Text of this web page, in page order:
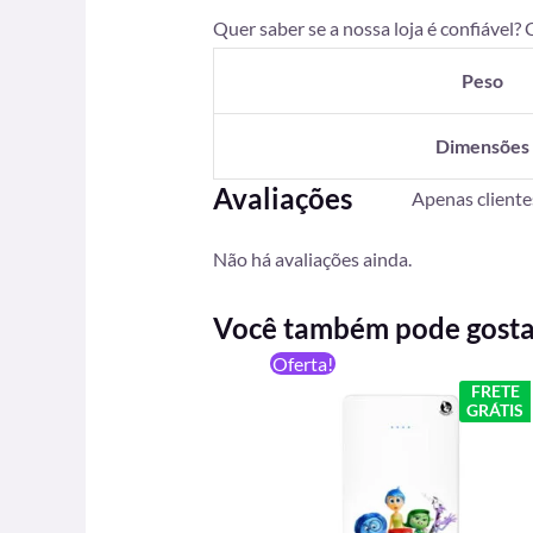
Quer saber se a nossa loja é confiável?
Peso
Dimensões
Avaliações
Não há avaliações ainda.
Apenas
Você também pode
Oferta!
FRETE
GRÁTIS
original
preço
atual
é: